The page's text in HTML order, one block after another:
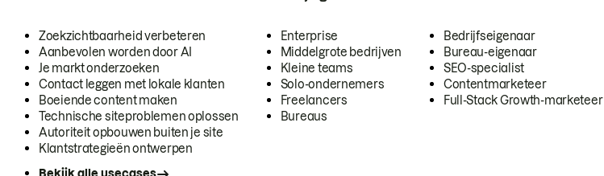
Zoekzichtbaarheid verbeteren
Aanbevolen worden door AI
Je markt onderzoeken
Contact leggen met lokale klanten
Boeiende content maken
Technische siteproblemen oplossen
Autoriteit opbouwen buiten je site
Klantstrategieën ontwerpen
Enterprise
Middelgrote bedrijven
Kleine teams
Solo-ondernemers
Freelancers
Bureaus
Bedrijfseigenaar
Bureau-eigenaar
SEO-specialist
Contentmarketeer
Full-Stack Growth-marketeer